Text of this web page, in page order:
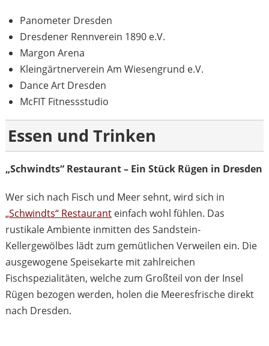
Panometer Dresden
Dresdener Rennverein 1890 e.V.
Margon Arena
Kleingärtnerverein Am Wiesengrund e.V.
Dance Art Dresden
McFIT Fitnessstudio
Essen und Trinken
„Schwindts“ Restaurant – Ein Stück Rügen in Dresden
Wer sich nach Fisch und Meer sehnt, wird sich in
„Schwindts“ Restauranteinfach wohl fühlen. Das
rustikale Ambiente inmitten des Sandstein-
Kellergewölbes lädt zum gemütlichen Verweilen ein. Die
ausgewogene Speisekarte mit zahlreichen
Fischspezialitäten, welche zum Großteil von der Insel
Rügen bezogen werden, holen die Meeresfrische direkt
nach Dresden.